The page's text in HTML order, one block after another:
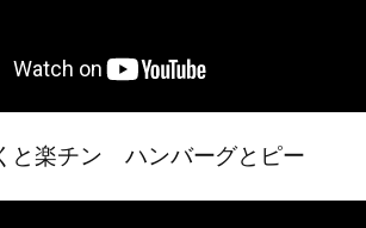
と楽チン ハンバーグとピー